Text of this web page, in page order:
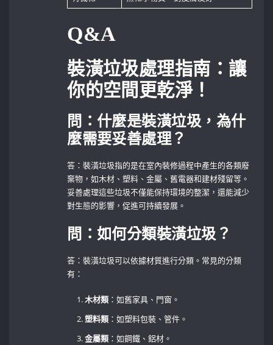
Q&A
裝潢垃圾處理指南：讓
你的空間更乾淨！
問：什麼是裝潢垃圾，為什
麼需要妥善處理？
答：裝潢垃圾指的是在室內裝修過程中產生的各類廢
棄物，如木材、塑料、金屬、舊電器和建材殘留等。
妥善處理這些垃圾不僅能保持環境的整潔，還能減少
對生態的影響，促進可持續發展。
問：如何分類裝潢垃圾？
答：裝潢垃圾可以依據材質進行分類。常見的分類
有：
木材類 ：如舊家具、門窗。
塑料類 ：如塑料包裝、管件。
金屬類 ：如鋼鐵、鋁材。